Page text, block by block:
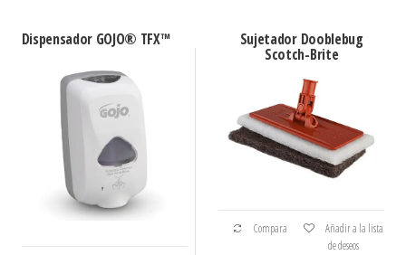
Dispensador GOJO® TFX™ Sujetador Dooblebug
Scotch-Brite
Compara
Añadir a la lista
de deseos